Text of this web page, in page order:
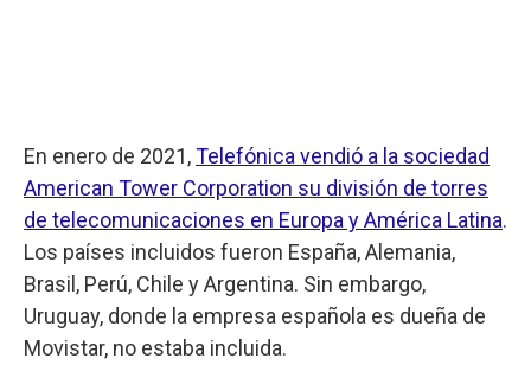
En enero de 2021,Telefónica vendió a la sociedad
American Tower Corporation su división de torres
de telecomunicaciones en Europa y América Latina.
Los países incluidos fueron España, Alemania,
Brasil, Perú, Chile y Argentina. Sin embargo,
Uruguay, donde la empresa española es dueña de
Movistar, no estaba incluida.